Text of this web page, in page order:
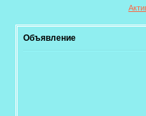
Объявление